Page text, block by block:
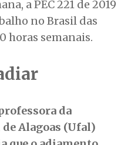
a PEC 221 de 2019
no Brasil das
horas semanais.
da
Alagoas (Ufal)